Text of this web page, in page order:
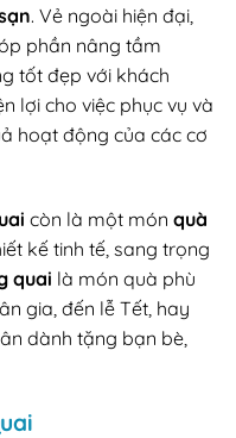
. Vẻ ngoài hiện đại,
phần nâng tầm
tốt đẹp với khách
lợi cho việc phục vụ và
hoạt động của các cơ
còn là một món quà
kế tinh tế, sang trọng
quai là món quà phù
gia, đến lễ Tết, hay
dành tặng bạn bè,